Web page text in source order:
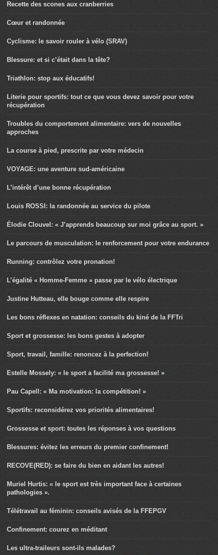
Recette des scones aux cranberries
Cœur et randonnée
Cyclisme: le savoir rouler à vélo (SRAV)
Blessure: et si c’était dans la tête?
Triathlon: stop aux éducatifs!
Literie pour sportifs: tout ce que vous devez savoir pour votre
récupération
Troubles du comportement alimentaire: vers de nouvelles
approches
La course à pied, prescrite par votre médecin
VOYAGE: une aventure sud-américaine
L’intérêt d’une bonne récupération
Louis ROSSI: la randonnée au service du pilote
Élodie Clouvel: « J’apprends beaucoup sur moi grâce au sport. »
Le parcours de musculation: le renforcement pour votre endurance
Running: contrôlez votre pronation!
L’égalité « Homme-Femme » passe par le vélo électrique
Justine Hutteau, elle bouge comme elle respire
Les bons réflexes en natation: conseils du kiné de la FFTri
Sport et grossesse: les bons gestes à adopter
Sport, travail, famille: renoncez à la perfection!
Estelle Mossely: « le sport a facilité ma grossesse! »
Pau Capell: « Ma motivation: la compétition! »
Sportifs: reconsidérez vos priorités alimentaires!
Grossesse et sport: toutes les réponses à vos questions
Blessures: évitez les erreurs du premier confinement!
RECOVE(RED): se faire du bien en aidant les autres!
Muriel Hurtis: « le sport est très important face à certaines
pathologies ».
Télétravail au féminin: conseils avisés de la FFEPGV
Confinement: courez en méditant
Les ultra-traileurs sont-ils malades?